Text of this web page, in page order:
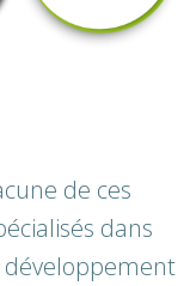
de ces
dans
développement